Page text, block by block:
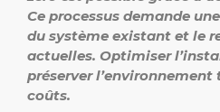
Ce processus demande
du système existant et le
actuelles. Optimiser
préserver
coûts.